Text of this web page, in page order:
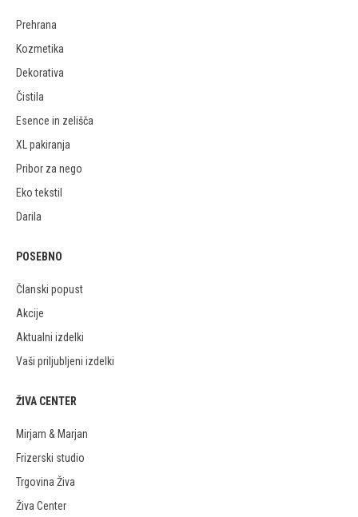
Prehrana
Kozmetika
Dekorativa
Čistila
Esence in zelišča
XL pakiranja
Pribor za nego
Eko tekstil
Darila
POSEBNO
Članski popust
Akcije
Aktualni izdelki
Vaši priljubljeni izdelki
ŽIVA CENTER
Mirjam & Marjan
Frizerski studio
Trgovina Živa
Živa Center